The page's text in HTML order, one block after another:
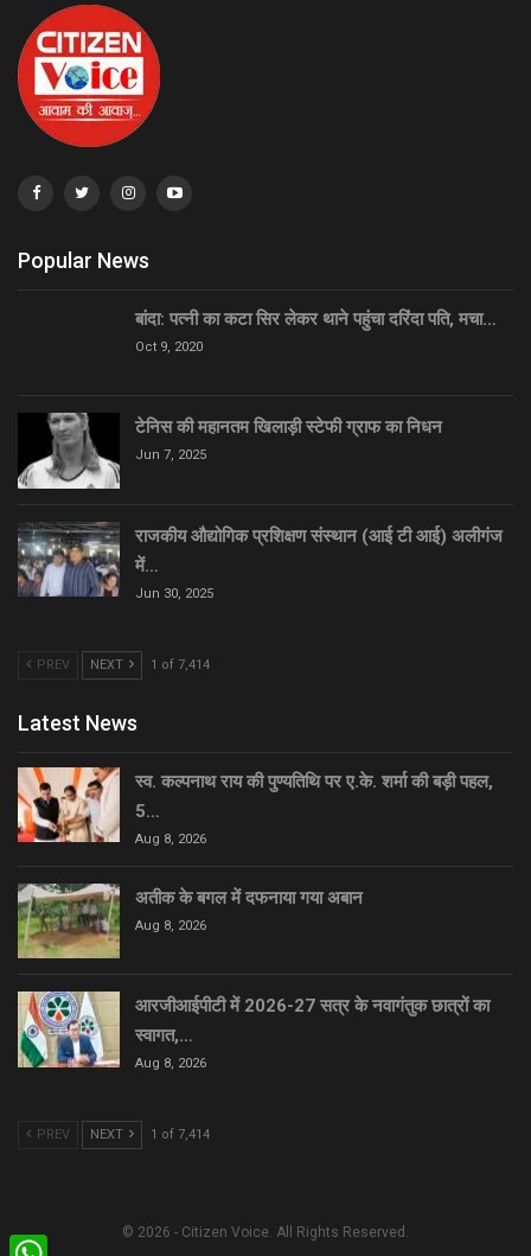
Popular News
बांदा: पत्नी का कटा सिर लेकर थाने पहुंचा दरिंदा पति, मचा…
Oct 9, 2020
टेनिस की महानतम खिलाड़ी स्टेफी ग्राफ का निधन
Jun 7, 2025
राजकीय औद्योगिक प्रशिक्षण संस्थान (आई टी आई) अलीगंज
में…
Jun 30, 2025
PREV NEXT 1 of 7,414
Latest News
स्व. कल्पनाथ राय की पुण्यतिथि पर ए.के. शर्मा की बड़ी पहल,
5…
Aug 8, 2026
अतीक के बगल में दफनाया गया अबान
Aug 8, 2026
आरजीआईपीटी में 2026-27 सत्र के नवागंतुक छात्रों का
स्वागत,…
Aug 8, 2026
PREV NEXT 1 of 7,414
© 2026 - Citizen Voice. All Rights Reserved.